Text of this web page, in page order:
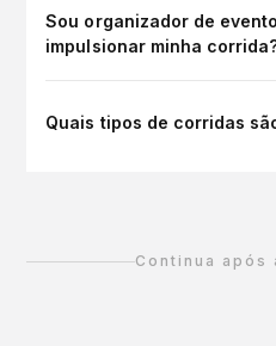
Sou organizador de
impulsionar minha
Quais tipos de corridas
Continua após